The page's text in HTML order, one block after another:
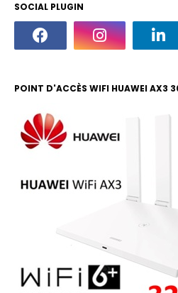
SOCIAL PLUGIN
POINT D'ACCÈS WIFI HUAWEI AX3